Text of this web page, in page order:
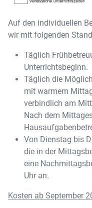
Auf den individuellen
wir mit folgenden
Täglich
Unterrichtsbeginn.
Täglich die
mit warmem
verbindlich am
Nach dem
Von Dienstag bis
die in der
eine
Uhr an.
Kosten ab September